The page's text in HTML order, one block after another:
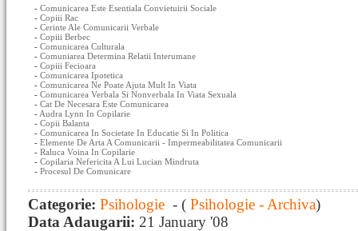
- Comunicarea Este Esentiala Convietuirii Sociale
- Copiii Rac
- Cerinte Ale Comunicarii Verbale
- Copiii Berbec
- Comunicarea Culturala
- Comuniarea Determina Relatii Interumane
- Copiii Fecioara
- Comunicarea Ipotetica
- Comunicarea Ne Poate Ajuta Mult In Viata
- Comunicarea Verbala Si Nonverbala In Viata Sexuala
- Cat De Necesara Este Comunicarea
- Audra Lynn In Copilarie
- Copii Balanta
- Comunicarea In Societate In Educatie Si In Politica
- Elemente De Arta A Comunicarii - Impermeabilitatea Comunicarii
- Raluca Voina In Copilarie
- Copilaria Nefericita A Lui Lucian Mindruta
- Procesul De Comunicare
Categorie: Psihologie - ( Psihologie - Archiva)
Data Adaugarii: 21 January '08